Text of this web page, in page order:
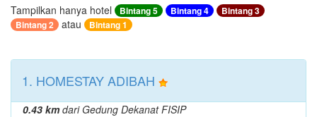
Tampilkan hanya hotel Bintang 5 Bintang 4
Bintang 3
Bintang 2
atau Bintang 1
1. HOMESTAY ADIBAH
0.43 kmdari Gedung Dekanat FISIP